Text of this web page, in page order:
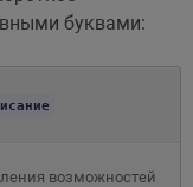
буквами:
возможностей